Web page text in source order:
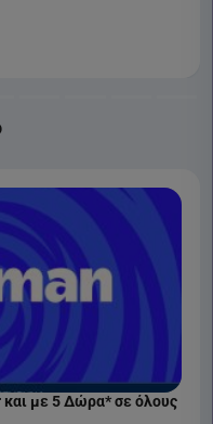
με 5 Δώρα* σε όλους